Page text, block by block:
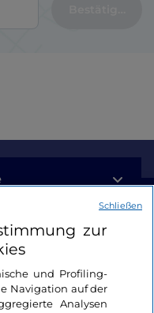
zur
und Profiling-
Navigation auf der
Analysen
Schließen